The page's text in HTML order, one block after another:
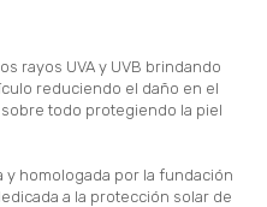
rayos UVA y UVB brindando
reduciendo el daño en el
todo protegiendo la piel
y homologada por la fundación
a la protección solar de